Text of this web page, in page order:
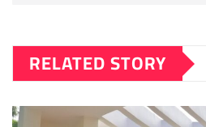
RELATED STORY